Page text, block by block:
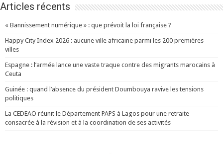
Articles récents
« Bannissement numérique » : que prévoit la loi française ?
Happy City Index 2026 : aucune ville africaine parmi les 200 premières
villes
Espagne : l’armée lance une vaste traque contre des migrants marocains à
Ceuta
Guinée : quand l’absence du président Doumbouya ravive les tensions
politiques
La CEDEAO réunit le Département PAPS à Lagos pour une retraite
consacrée à la révision et à la coordination de ses activités